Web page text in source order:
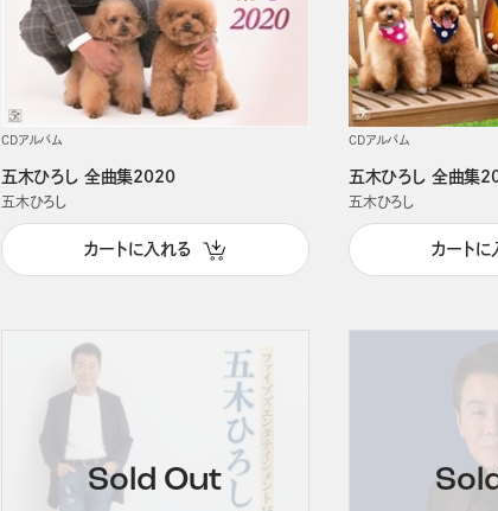
CDアルバム
五木ひろし 全曲集2020
五木ひろし
カートに入れる
CDアルバム
五木ひろし 全曲集
五木ひろし
カートに